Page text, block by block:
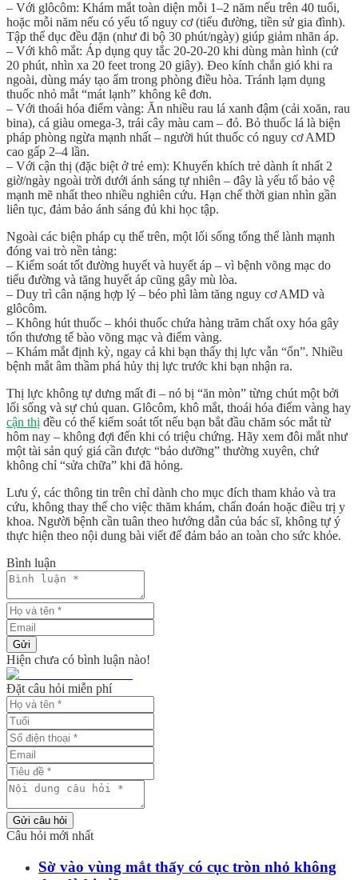
– Với glôcôm: Khám mắt toàn diện mỗi 1–2 năm nếu trên 40 tuổi,
hoặc mỗi năm nếu có yếu tố nguy cơ (tiểu đường, tiền sử gia đình).
Tập thể dục đều đặn (như đi bộ 30 phút/ngày) giúp giảm nhãn áp.
– Với khô mắt: Áp dụng quy tắc 20-20-20 khi dùng màn hình (cứ
20 phút, nhìn xa 20 feet trong 20 giây). Đeo kính chắn gió khi ra
ngoài, dùng máy tạo ẩm trong phòng điều hòa. Tránh lạm dụng
thuốc nhỏ mắt “mát lạnh” không kê đơn.
– Với thoái hóa điểm vàng: Ăn nhiều rau lá xanh đậm (cải xoăn, rau
bina), cá giàu omega-3, trái cây màu cam – đỏ. Bỏ thuốc lá là biện
pháp phòng ngừa mạnh nhất – người hút thuốc có nguy cơ AMD
cao gấp 2–4 lần.
– Với cận thị (đặc biệt ở trẻ em): Khuyến khích trẻ dành ít nhất 2
giờ/ngày ngoài trời dưới ánh sáng tự nhiên – đây là yếu tố bảo vệ
mạnh mẽ nhất theo nhiều nghiên cứu. Hạn chế thời gian nhìn gần
liên tục, đảm bảo ánh sáng đủ khi học tập.
Ngoài các biện pháp cụ thể trên, một lối sống tổng thể lành mạnh
đóng vai trò nền tảng:
– Kiểm soát tốt đường huyết và huyết áp – vì bệnh võng mạc do
tiểu đường và tăng huyết áp cũng gây mù lòa.
– Duy trì cân nặng hợp lý – béo phì làm tăng nguy cơ AMD và
glôcôm.
– Không hút thuốc – khói thuốc chứa hàng trăm chất oxy hóa gây
tổn thương tế bào võng mạc và điểm vàng.
– Khám mắt định kỳ, ngay cả khi bạn thấy thị lực vẫn “ổn”. Nhiều
bệnh mắt âm thầm phá hủy thị lực trước khi bạn nhận ra.
Thị lực không tự dưng mất đi – nó bị “ăn mòn” từng chút một bởi
lối sống và sự chủ quan. Glôcôm, khô mắt, thoái hóa điểm vàng hay
cận thị đều có thể kiểm soát tốt nếu bạn bắt đầu chăm sóc mắt từ
hôm nay – không đợi đến khi có triệu chứng. Hãy xem đôi mắt như
một tài sản quý giá cần được “bảo dưỡng” thường xuyên, chứ
không chỉ “sửa chữa” khi đã hỏng.
Lưu ý, các thông tin trên chỉ dành cho mục đích tham khảo và tra
cứu, không thay thế cho việc thăm khám, chẩn đoán hoặc điều trị y
khoa. Người bệnh cần tuân theo hướng dẫn của bác sĩ, không tự ý
thực hiện theo nội dung bài viết để đảm bảo an toàn cho sức khỏe.
Bình luận
Gửi
Hiện chưa có bình luận nào!
Đặt câu hỏi miễn phí
Gửi câu hỏi
Câu hỏi mới nhất
Sờ vào vùng mắt thấy có cục tròn nhỏ không